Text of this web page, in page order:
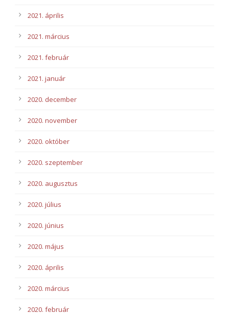
2021. április
2021. március
2021. február
2021. január
2020. december
2020. november
2020. október
2020. szeptember
2020. augusztus
2020. július
2020. június
2020. május
2020. április
2020. március
2020. február